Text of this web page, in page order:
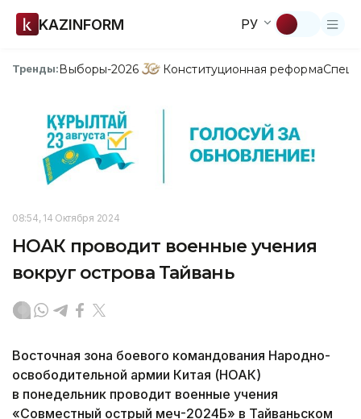
KAZINFORM РУ
Тренды:Выборы-2026 Конституционная реформа
08:54, 14 Октября 2024
НОАК проводит военные учения
вокруг острова Тайвань
Восточная зона боевого командования Народно-
освободительной армии Китая (НОАК)
в понедельник проводит военные учения
«Совместный острый меч-2024Б» в Тайваньском